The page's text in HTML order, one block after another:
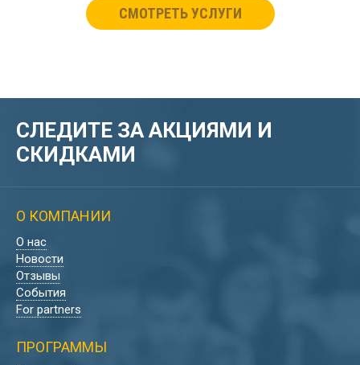
СМОТРЕТЬ УСЛУГИ
СЛЕДИТЕ ЗА АКЦИЯМИ И
СКИДКАМИ
О КОМПАНИИ
О нас
Новости
Отзывы
События
For partners
ПРОГРАММЫ